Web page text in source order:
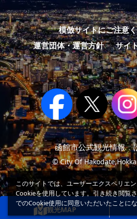
観光MAP
模倣サイトにご注意
運営団体・運営方針
サイ
函館市公式観光情報
© City Of
このサイトでは、ユーザーエクスペリエ
Cookieを使用しています。引き続き閲覧
でのCookie使用に同意いただいたことにな